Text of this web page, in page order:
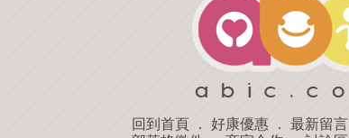
回到首頁 ． 好康優惠 ． 最新留言